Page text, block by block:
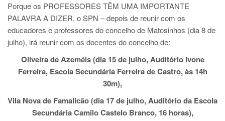
Porque os PROFESSORES TÊM UMA IMPORTANTE
PALAVRA A DIZER, o SPN – depois de reunir com os
educadores e professores do concelho de Matosinhos (dia 8 de
julho), irá reunir com os docentes do concelho de:
Oliveira de Azeméis (dia 15 de julho, Auditório Ivone
Ferreira, Escola Secundária Ferreira de Castro, às 14h
30m),
Vila Nova de Famalicão (dia 17 de julho, Auditório da Escola
Secundária Camilo Castelo Branco, 16 horas),